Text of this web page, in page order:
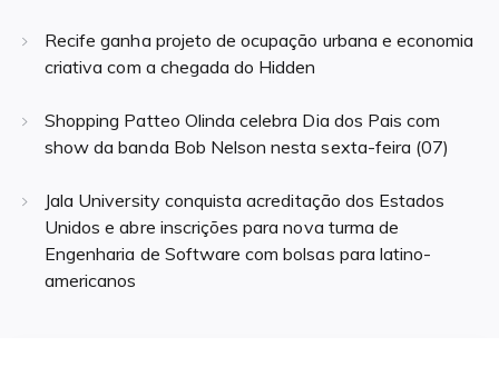
Recife ganha projeto de ocupação urbana e economia
criativa com a chegada do Hidden
Shopping Patteo Olinda celebra Dia dos Pais com
show da banda Bob Nelson nesta sexta-feira (07)
Jala University conquista acreditação dos Estados
Unidos e abre inscrições para nova turma de
Engenharia de Software com bolsas para latino-
americanos